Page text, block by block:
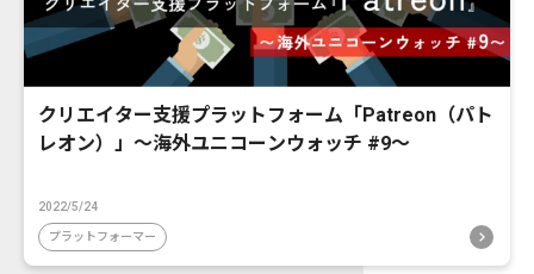
クリエイター支援プラットフォーム「Patreon（パト
レオン）」〜海外ユニコーンウォッチ #9〜
2022/5/24
プラットフォーマー